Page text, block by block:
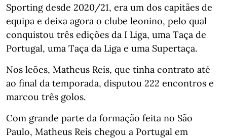
Sporting desde 2020/21, era um dos capitães de
equipa e deixa agora o clube leonino, pelo qual
conquistou três edições da I Liga, uma Taça de
Portugal, uma Taça da Liga e uma Supertaça.
Nos leões, Matheus Reis, que tinha contrato até
ao final da temporada, disputou 222 encontros e
marcou três golos.
Com grande parte da formação feita no São
Paulo, Matheus Reis chegou a Portugal em